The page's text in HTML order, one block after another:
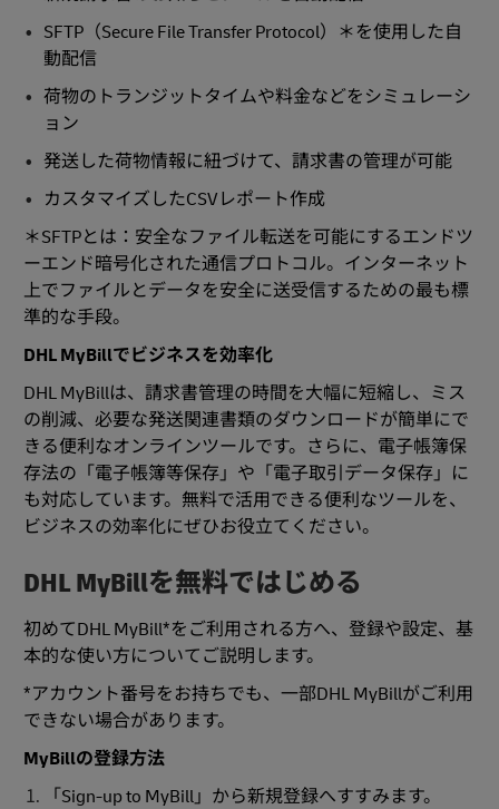
SFTP（Secure File Transfer Protocol）＊を使用した自
動配信
荷物のトランジットタイムや料金などをシミュレーシ
ョン
発送した荷物情報に紐づけて、請求書の管理が可能
カスタマイズしたCSVレポート作成
＊SFTPとは：安全なファイル転送を可能にするエンドツ
ーエンド暗号化された通信プロトコル。インターネット
上でファイルとデータを安全に送受信するための最も標
準的な手段。
DHL MyBillでビジネスを効率化
DHL MyBillは、請求書管理の時間を大幅に短縮し、ミス
の削減、必要な発送関連書類のダウンロードが簡単にで
きる便利なオンラインツールです。さらに、電子帳簿保
存法の「電子帳簿等保存」や「電子取引データ保存」に
も対応しています。無料で活用できる便利なツールを、
ビジネスの効率化にぜひお役立てください。
DHL MyBillを無料ではじめる
初めてDHL MyBill*をご利用される方へ、登録や設定、基
本的な使い方についてご説明します。
*アカウント番号をお持ちでも、一部DHL MyBillがご利用
できない場合があります。
MyBillの登録方法
「Sign-up to MyBill」から新規登録へすすみます。